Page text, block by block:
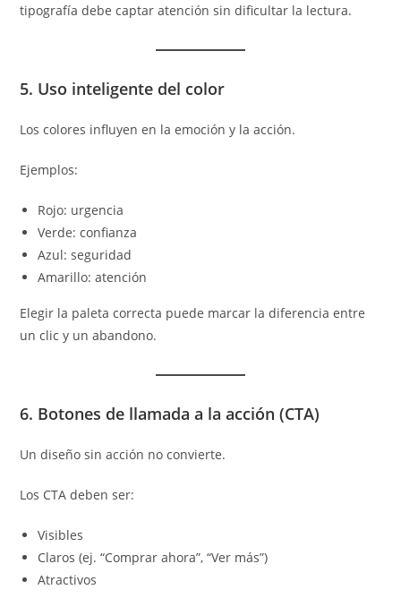
tipografía debe captar atención sin dificultar la lectura.
5. Uso inteligente del color
Los colores influyen en la emoción y la acción.
Ejemplos:
Rojo: urgencia
Verde: confianza
Azul: seguridad
Amarillo: atención
Elegir la paleta correcta puede marcar la diferencia entre
un clic y un abandono.
6. Botones de llamada a la acción (CTA)
Un diseño sin acción no convierte.
Los CTA deben ser:
Visibles
Claros (ej. “Comprar ahora”, “Ver más”)
Atractivos